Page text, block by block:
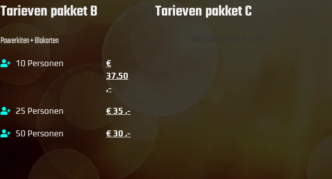
Tarieven pakket B
Powerkiten + Blokarten
10 Personen
€
37.50
,-
25 Personen € 35 ,-
50 Personen € 30 ,-
Tarieven pakket C